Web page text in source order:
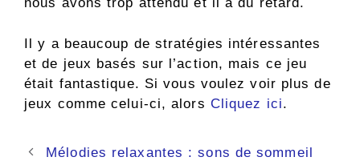
nous avons trop attendu et il a du retard.
Il y a beaucoup de stratégies intéressantes
et de jeux basés sur l’action, mais ce jeu
était fantastique. Si vous voulez voir plus de
jeux comme celui-ci, alors Cliquez ici.
Navigation
Mélodies relaxantes : sons de sommeil